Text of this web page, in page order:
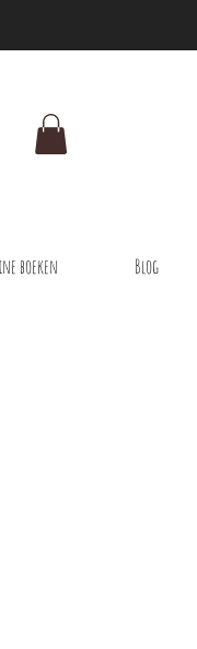
boeken Blog